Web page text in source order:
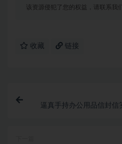
该资源侵犯了您的权益，请联系我
收藏 链接
逼真手持办公用品信封信